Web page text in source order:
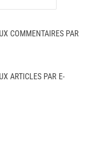
COMMENTAIRES PAR
ARTICLES PAR E-